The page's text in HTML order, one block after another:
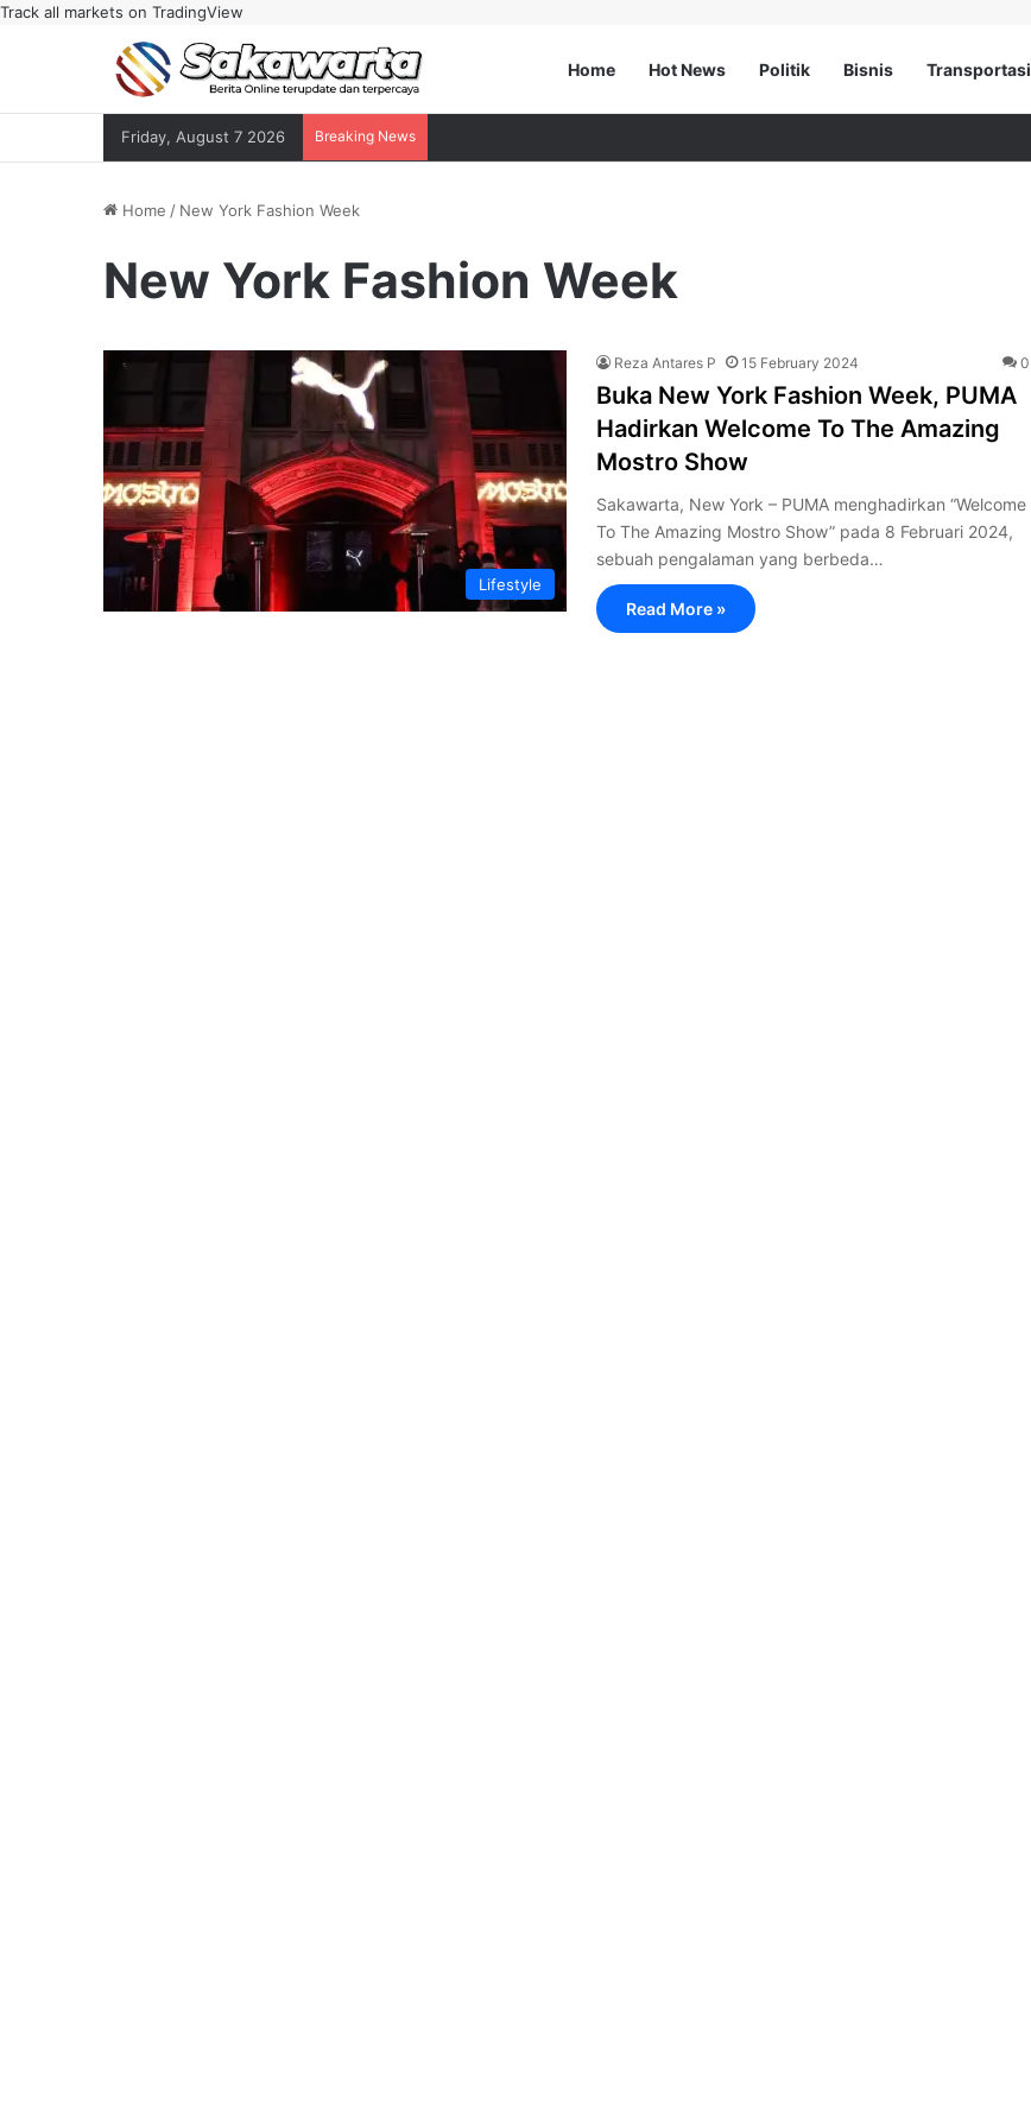
Track all markets on TradingView
Home Hot News Politik Bisnis Transportasi
Friday, August 7 2026 Breaking News
Home / New York Fashion Week
New York Fashion Week
Lifestyle
Reza Antares P 15 February 2024 0
Buka New York Fashion Week, PUMA
Hadirkan Welcome To The Amazing
Mostro Show
Sakawarta, New York – PUMA menghadirkan “Welcome
To The Amazing Mostro Show” pada 8 Februari 2024,
sebuah pengalaman yang berbeda…
Read More »